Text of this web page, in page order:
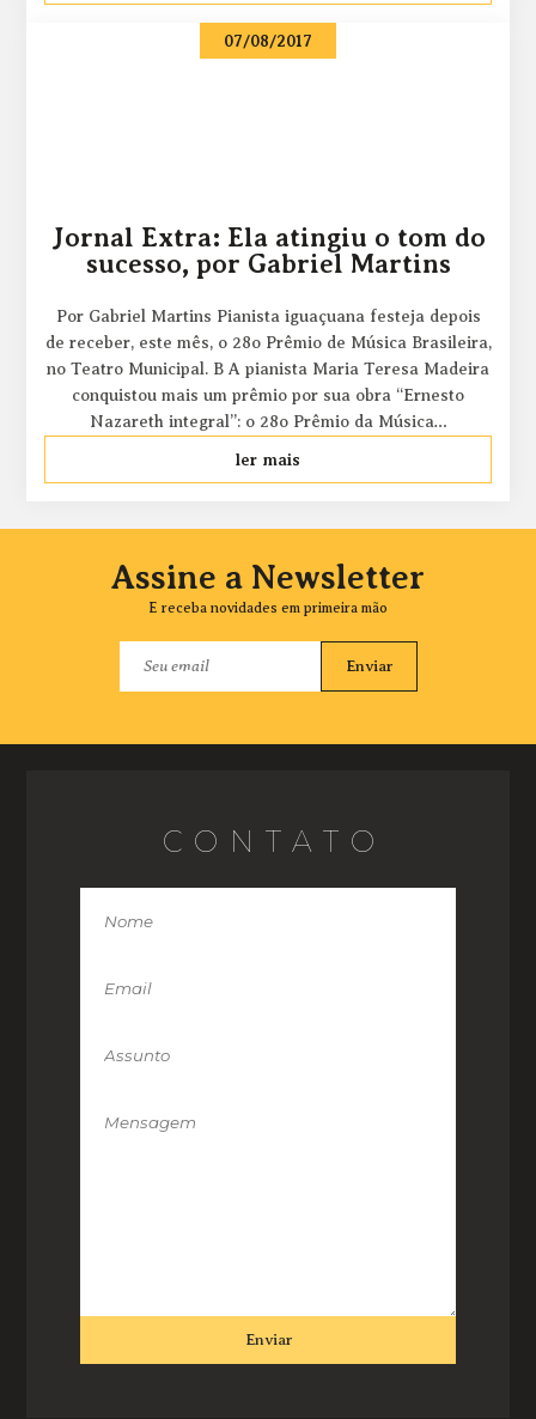
07/08/2017
Jornal Extra: Ela atingiu o tom do
sucesso, por Gabriel Martins
Por Gabriel Martins Pianista iguaçuana festeja depois
de receber, este mês, o 28o Prêmio de Música Brasileira,
no Teatro Municipal. B A pianista Maria Teresa Madeira
conquistou mais um prêmio por sua obra “Ernesto
Nazareth integral”: o 28o Prêmio da Música…
ler mais
Assine a Newsletter
E receba novidades em primeira mão
Enviar
CONTATO
Enviar